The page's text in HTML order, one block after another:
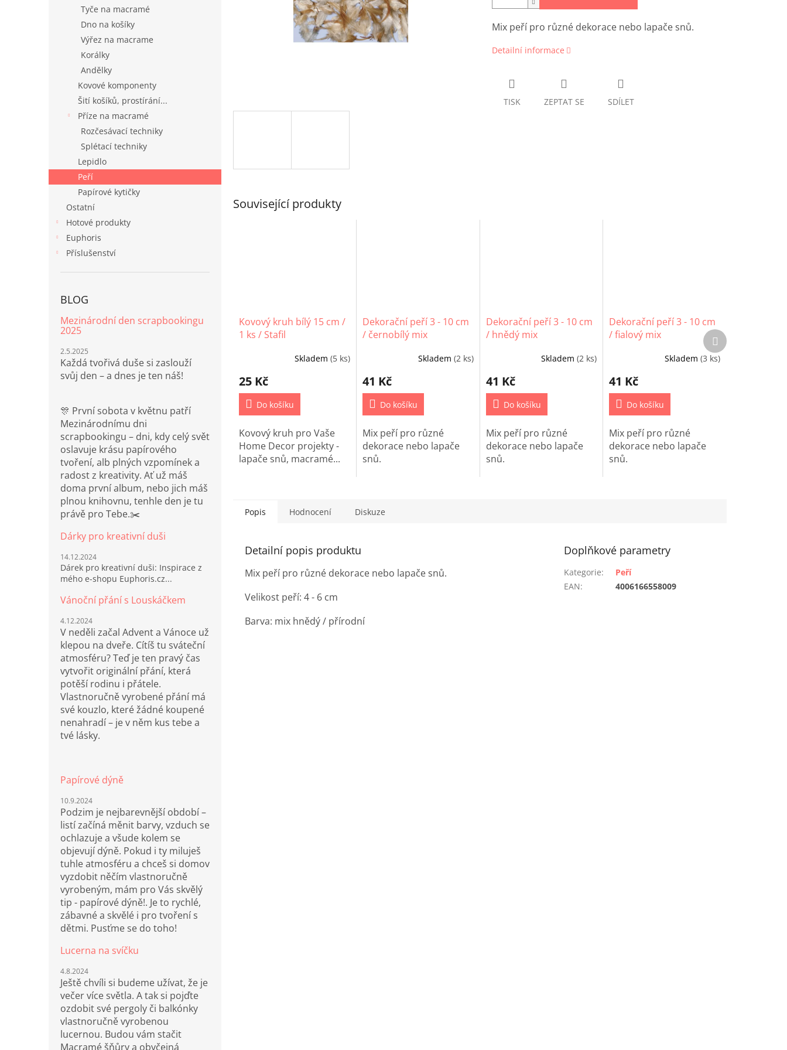
Tyče na macramé
Dno na košíky
Výřez na macrame
Korálky
Andělky
Kovové komponenty
Šití košíků, prostírání...
Příze na macramé
Rozčesávací techniky
Splétací techniky
Lepidlo
Peří
Papírové kytičky
Ostatní
Hotové produkty
Euphoris
Příslušenství
BLOG
Mezinárodní den scrapbookingu
2025
2.5.2025
Každá tvořivá duše si zaslouží
svůj den – a dnes je ten náš!
🎊 První sobota v květnu patří
Mezinárodnímu dni
scrapbookingu – dni, kdy celý svět
oslavuje krásu papírového
tvoření, alb plných vzpomínek a
radost z kreativity. Ať už máš
doma první album, nebo jich máš
plnou knihovnu, tenhle den je tu
právě pro Tebe.✂️
Dárky pro kreativní duši
14.12.2024
Dárek pro kreativní duši: Inspirace z
mého e-shopu Euphoris.cz...
Vánoční přání s Louskáčkem
4.12.2024
V neděli začal Advent a Vánoce už
klepou na dveře. Cítíš tu sváteční
atmosféru? Teď je ten pravý čas
vytvořit originální přání, která
potěší rodinu i přátele.
Vlastnoručně vyrobené přání má
své kouzlo, které žádné koupené
nenahradí – je v něm kus tebe a
tvé lásky.
Papírové dýně
10.9.2024
Podzim je nejbarevnější období –
listí začíná měnit barvy, vzduch se
ochlazuje a všude kolem se
objevují dýně. Pokud i ty miluješ
tuhle atmosféru a chceš si domov
vyzdobit něčím vlastnoručně
vyrobeným, mám pro Vás skvělý
tip - papírové dýně!. Je to rychlé,
zábavné a skvělé i pro tvoření s
dětmi. Pusťme se do toho!
Lucerna na svíčku
4.8.2024
Ještě chvíli si budeme užívat, že je
večer více světla. A tak si pojďte
ozdobit své pergoly či balkónky
vlastnoručně vyrobenou
lucernou. Budou vám stačit
Macramé šňůry a obyčejná
Mix peří pro různé dekorace nebo lapače snů.
Detailní informace
TISK ZEPTAT SE SDÍLET
Související produkty
Kovový kruh bílý 15 cm /
1 ks / Stafil
Skladem (5 ks)
25 Kč
Do košíku
Kovový kruh pro Vaše
Home Decor projekty -
lapače snů, macramé...
Dekorační peří 3 - 10 cm
/ černobílý mix
Skladem (2 ks)
41 Kč
Do košíku
Mix peří pro různé
dekorace nebo lapače
snů.
Dekorační peří 3 - 10 cm
/ hnědý mix
Skladem(2 ks)
41 Kč
Do košíku
Mix peří pro různé
dekorace nebo lapače
snů.
Dekorační peří 3 - 10 cm
/ fialový mix
Skladem (3 ks)
41 Kč
Do košíku
Mix peří pro různé
dekorace nebo lapače
snů.
Další
produkt
Popis Hodnocení Diskuze
Detailní popis produktu
Mix peří pro různé dekorace nebo lapače snů.
Velikost peří: 4 - 6 cm
Barva: mix hnědý / přírodní
Doplňkové parametry
Kategorie:
Peří
EAN: 4006166558009